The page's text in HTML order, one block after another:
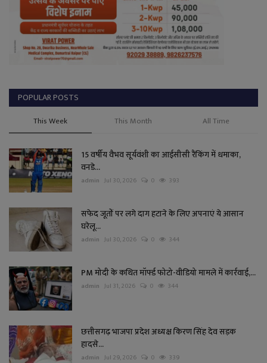
POPULAR POSTS
This Week This Month All Time
15 वर्षीय वैभव सूर्यवंशी का आईसीसी रैंकिंग में धमाका,
वनडे...
admin Jul 30, 2026 0 393
सफेद जूतों पर लगे दाग हटाने के लिए अपनाएं ये आसान
घरेलू...
admin Jul 30, 2026 0 344
PM मोदी के कथित मॉर्फ्ड फोटो-वीडियो मामले में कार्रवाई,...
admin Jul 31, 2026 0 344
छत्तीसगढ़ भाजपा प्रदेश अध्यक्ष किरण सिंह देव सड़क
हादसे...
admin Jul 29, 2026 0 339